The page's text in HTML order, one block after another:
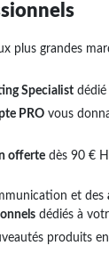
plus grandes
Specialist dédié
PRO vous
offerte dès 90 € HT
et des
dédiés à
produits